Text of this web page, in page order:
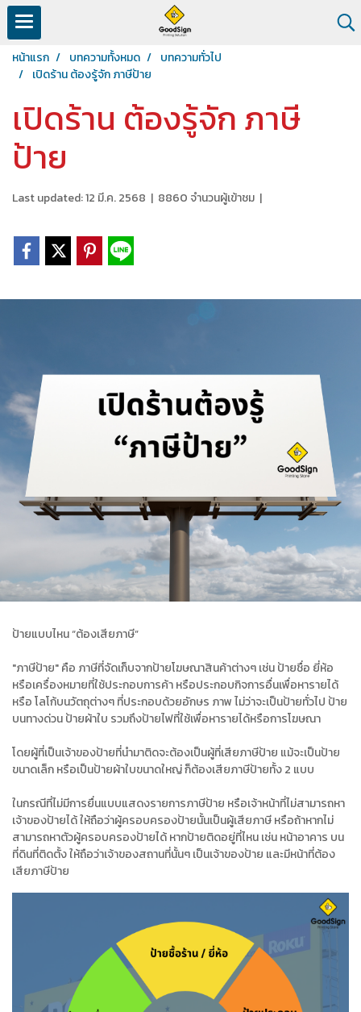
หน้าแรก บทความทั้งหมด
บทความทั่วไป
เปิดร้าน ต้องรู้จัก ภาษีป้าย
เปิดร้าน ต้องรู้จัก ภาษี
ป้าย
Last updated: 12 มี.ค. 2568 | 8860 จำนวนผู้เข้าชม |
ป้ายแบบไหน “ต้องเสียภาษี”
"ภาษีป้าย" คือ ภาษีที่จัดเก็บจากป้ายโฆษณาสินค้าต่างๆ เช่น ป้ายชื่อ ยี่ห้อ
หรือเครื่องหมายที่ใช้ประกอบการค้า หรือประกอบกิจการอื่นเพื่อหารายได้
หรือ โลโก้บนวัตถุต่างๆ ที่ประกอบด้วยอักษร ภาพ ไม่ว่าจะเป็นป้ายทั่วไป ป้าย
บนทางด่วน ป้ายผ้าใบ รวมถึงป้ายไฟที่ใช้เพื่อหารายได้หรือการโฆษณา
โดยผู้ที่เป็นเจ้าของป้ายที่นำมาติดจะต้องเป็นผู้ที่เสียภาษีป้าย แม้จะเป็นป้าย
ขนาดเล็ก หรือเป็นป้ายผ้าใบขนาดใหญ่ ก็ต้องเสียภาษีป้ายทั้ง 2 แบบ
ในกรณีที่ไม่มีการยื่นแบบแสดงรายการภาษีป้าย หรือเจ้าหน้าที่ไม่สามารถหา
เจ้าของป้ายได้ ให้ถือว่าผู้ครอบครองป้ายนั้นเป็นผู้เสียภาษี หรือถ้าหากไม่
สามารถหาตัวผู้ครอบครองป้ายได้ หากป้ายติดอยู่ที่ไหน เช่น หน้าอาคาร บน
ที่ดินที่ติดตั้ง ให้ถือว่าเจ้าของสถานที่นั้นๆ เป็นเจ้าของป้าย และมีหน้าที่ต้อง
เสียภาษีป้าย